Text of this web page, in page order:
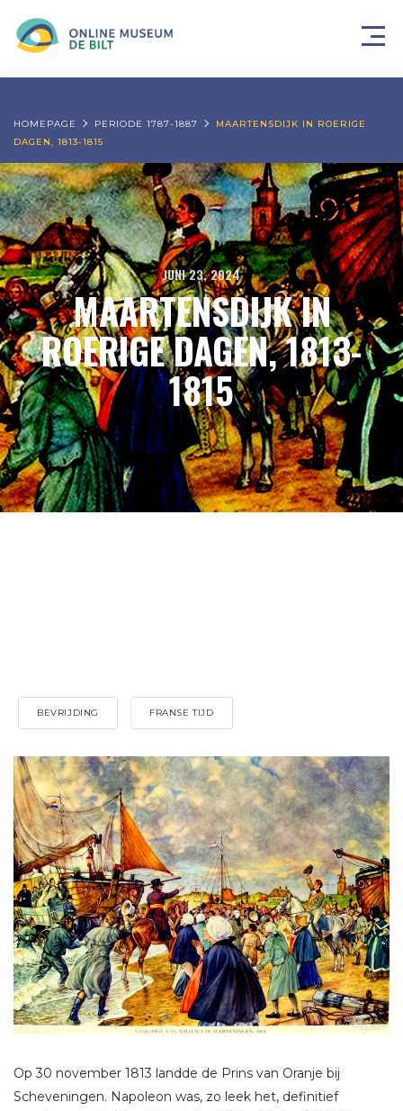
HOMEPAGE PERIODE 1787-1887
MAARTENSDIJK IN ROERIGE
DAGEN, 1813-1815
JUNI 23, 2024
MAARTENSDIJK IN
ROERIGE DAGEN, 1813-
1815
BEVRIJDING FRANSE TIJD
Op 30 november 1813 landde de Prins van Oranje bij
Scheveningen. Napoleon was, zo leek het, definitief